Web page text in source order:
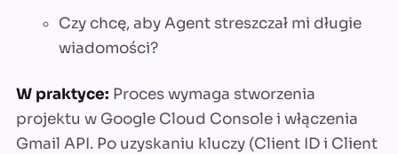
Czy chcę, aby Agent streszczał mi długie
wiadomości?
W praktyce: Proces wymaga stworzenia
projektu w Google Cloud Console i włączenia
Gmail API. Po uzyskaniu kluczy (Client ID i Client